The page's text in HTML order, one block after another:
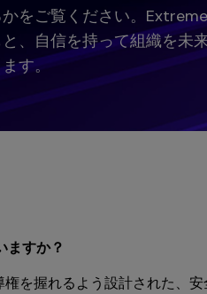
をご覧ください。
、自信を持って組織を未
す。
ますか？
を握れるよう設計された、